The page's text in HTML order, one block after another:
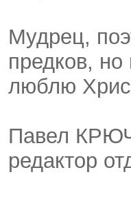
Мудрец,
предков,
люблю
Павел
редактор